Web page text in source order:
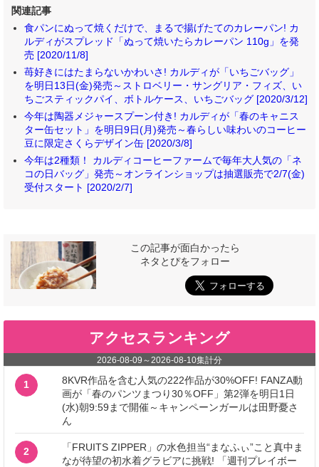
関連記事
食パンにぬって焼くだけで、まるで揚げたてのカレーパン! カ
ルディがスプレッド「ぬって焼いたらカレーパン 110g」を発
売 [2020/11/8]
苺好きにはたまらないかわいさ! カルディが「いちごバッグ」
を明日13日(金)発売～ストロベリー・サングリア・フィズ、い
ちごスティックパイ、ボトルケース、いちごバッグ [2020/3/12]
今年は陶器メジャースプーン付き! カルディが「春のキャニス
ター缶セット」を明日9日(月)発売～春らしい味わいのコーヒー
豆に限定さくらデザイン缶 [2020/3/8]
今年は2種類！ カルディコーヒーファームで毎年大人気の「ネ
コの日バッグ」発売～オンラインショップは抽選販売で2/7(金)
受付スタート [2020/2/7]
この記事が面白かったら
ネタとぴをフォロー
アクセスランキング
2026-08-09 ～2026-08-10集計分
1
8KVR作品を含む人気の222作品が30%OFF! FANZA動
画が「春のパンツまつり30％OFF」第2弾を明日1日
(水)朝9:59まで開催～キャンペーンガールは田野憂さ
ん
2
「FRUITS ZIPPER」の水色担当“まなふぃ”こと真中ま
なが待望の初水着グラビアに挑戦! 「週刊プレイボー